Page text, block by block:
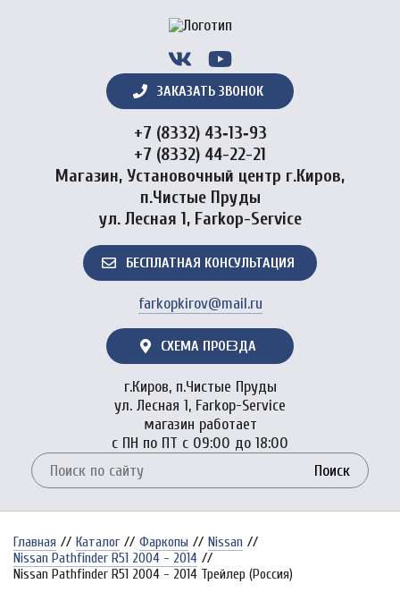
ЗАКАЗАТЬ ЗВОНОК
+7 (8332) 43‑13‑93
+7 (8332) 44-22-21
Магазин, Установочный центр г.Киров,
п.Чистые Пруды
ул. Лесная 1, Farkop-Service
БЕСПЛАТНАЯ КОНСУЛЬТАЦИЯ
farkopkirov@mail.ru
СХЕМА ПРОЕЗДА
г.Киров, п.Чистые Пруды
ул. Лесная 1, Farkop-Service
магазин работает
с ПН по ПТ с 09:00 до 18:00
Поиск
Главная // Каталог // Фаркопы // Nissan //
Nissan Pathfinder R51 2004 - 2014 //
Nissan Pathfinder R51 2004 - 2014 Трейлер (Россия)